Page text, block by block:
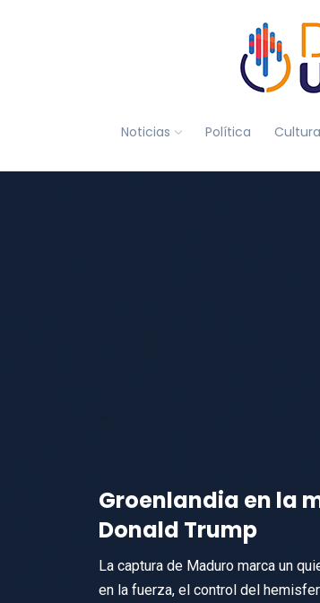
Noticias Política Cultura
Groenlandia en la
Donald Trump
La captura de Maduro marca un
en la fuerza, el control del